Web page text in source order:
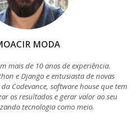
MODA
mais de 10 anos de experiência.
e Django e entusiasta de novas
Codevance, software house que tem
os resultados e gerar valor ao seu
tecnologia como meio.